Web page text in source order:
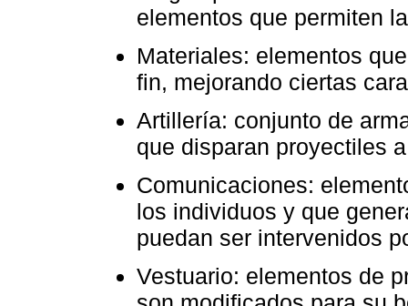
elementos que permiten
Materiales: elementos
fin, mejorando ciertas
Artillería: conjunto de
que disparan proyectiles
Comunicaciones:
los individuos y que
puedan ser intervenidos
Vestuario: elementos de